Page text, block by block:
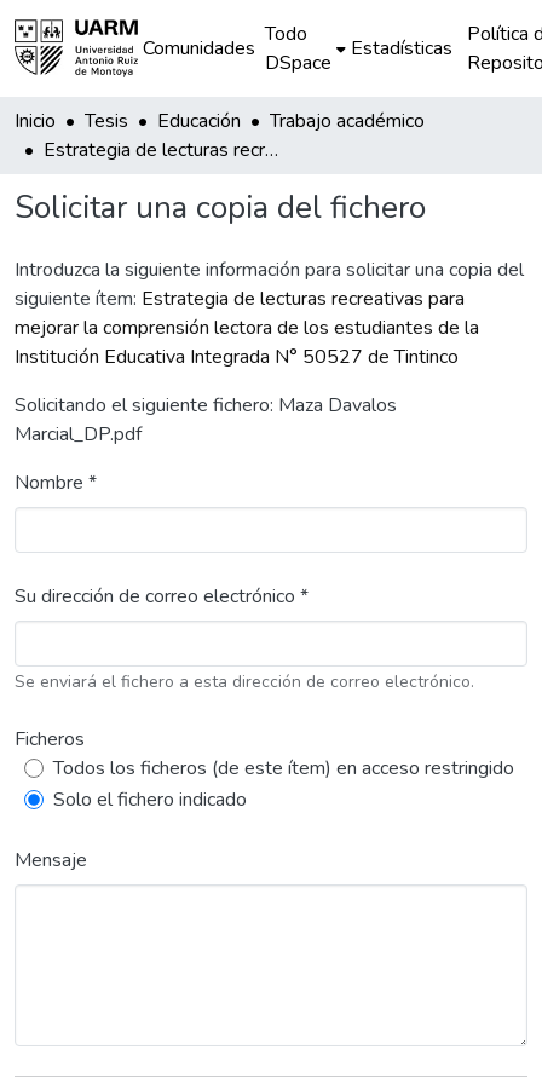
Comunidades
Todo
DSpace
Estadísticas
Política
Inicio Tesis Educación
Trabajo académico
Estrategia de lecturas recreativas para mejorar la comprensión lectora de los estudiantes de la Institución Educativa Integrada N° 50527 de Tintinco
Solicitar una copia del fichero
Introduzca la siguiente información para solicitar una copia del
siguiente ítem: Estrategia de lecturas recreativas para
mejorar la comprensión lectora de los estudiantes de la
Institución Educativa Integrada N° 50527 de Tintinco
Solicitando el siguiente fichero: Maza Davalos
Marcial_DP.pdf
Nombre *
Su dirección de correo electrónico *
Se enviará el fichero a esta dirección de correo electrónico.
Ficheros
Todos los ficheros (de este ítem) en acceso restringido
Solo el fichero indicado
Mensaje